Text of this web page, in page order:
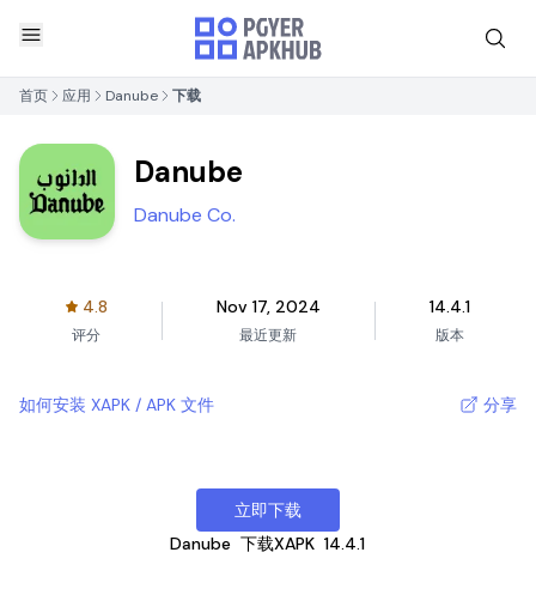
首页 应用 Danube 下载
Danube
Danube Co.
4.8
评分
Nov 17, 2024
最近更新
14.4.1
版本
如何安装 XAPK / APK 文件 分享
立即下载
Danube 下载XAPK 14.4.1